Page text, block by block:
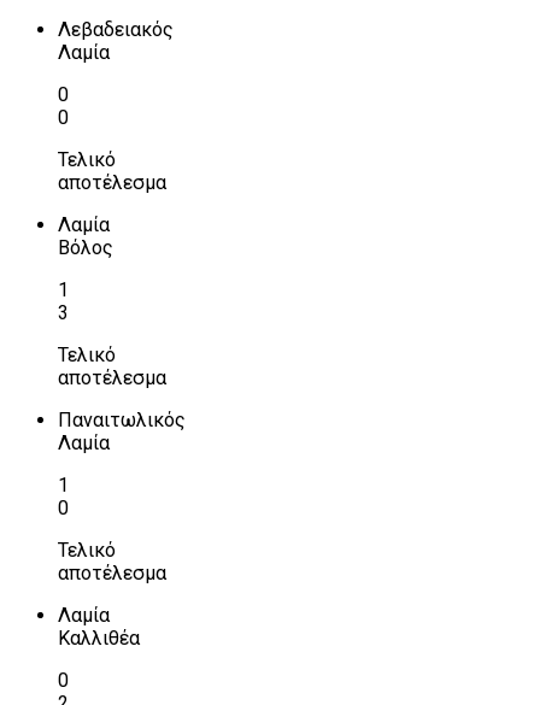
Λεβαδειακός
Λαμία
0
0
Τελικό
αποτέλεσμα
Λαμία
Βόλος
1
3
Τελικό
αποτέλεσμα
Παναιτωλικός
Λαμία
1
0
Τελικό
αποτέλεσμα
Λαμία
Καλλιθέα
0